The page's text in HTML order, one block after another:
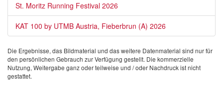
St. Moritz Running Festival 2026
KAT 100 by UTMB Austria, Fieberbrun (A) 2026
Die Ergebnisse, das Bildmaterial und das weitere Datenmaterial sind nur für
den persönlichen Gebrauch zur Verfügung gestellt. Die kommerzielle
Nutzung, Weitergabe ganz oder teilweise und / oder Nachdruck ist nicht
gestattet.